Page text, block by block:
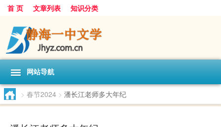
首 页 文章列表 知识分类
网站导航
> 春节2024 > 潘长江老师多大年纪